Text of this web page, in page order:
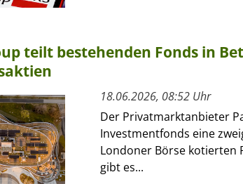
teilt bestehenden Fonds in
18.06.2026, 08:52 Uhr
Der Privatmarktanbieter
Investmentfonds eine
Londoner Börse kotierten
gibt es...